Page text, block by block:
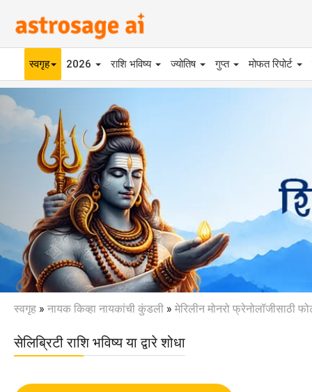
स्वगृह 2026 राशि भविष्य ज्योतिष गुप्त मोफत रिपोर्ट
Previous
स्वगृह » नायक किव्हा नायकांची कुंडली » मेरिलीन मोनरो फ्रेनोलॉजीसाठी
सेलिब्रिटी राशि भविष्य या द्वारे शोधा